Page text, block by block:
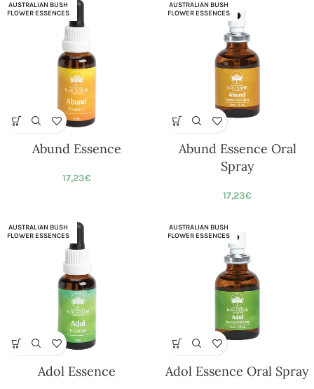
AUSTRALIAN BUSH
FLOWER ESSENCES
Abund Essence
17,23€
AUSTRALIAN BUSH
FLOWER ESSENCES
Abund Essence Oral
Spray
17,23€
AUSTRALIAN BUSH
FLOWER ESSENCES
Adol Essence
AUSTRALIAN BUSH
FLOWER ESSENCES
Adol Essence Oral Spray